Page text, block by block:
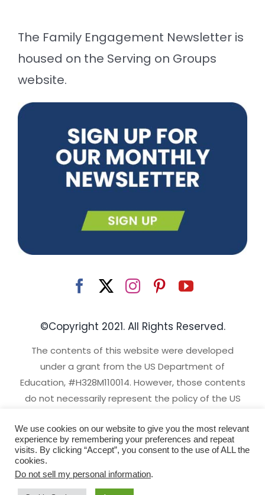
The Family Engagement Newsletter is
housed on the Serving on Groups
website.
©Copyright 2021. All Rights Reserved.
The contents of this website were developed
under a grant from the US Department of
Education, #H328M110014. However, those contents
do not necessarily represent the policy of the US
assume endorsement by the Federal Government.
Project Officer, David Emenheiser.
Milwaukee Web Design|Sitemap
Terms & Conditions
We use cookies on our website to give you the most relevant
experience by remembering your preferences and repeat
visits. By clicking “Accept”, you consent to the use of ALL the
cookies.
Do not sell my personal information.